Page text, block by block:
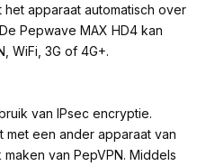
apparaat automatisch over
Pepwave MAX HD4 kan
WiFi, 3G of 4G+.
van IPsec encryptie.
met een ander apparaat van
van PepVPN. Middels